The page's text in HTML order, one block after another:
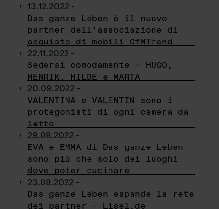
13.12.2022 -
Das ganze Leben è il nuovo
partner dell’associazione di
acquisto di mobili GfMTrend
22.11.2022 -
Sedersi comodamente – HUGO,
HENRIK, HILDE e MARTA
20.09.2022 -
VALENTINA e VALENTIN sono i
protagonisti di ogni camera da
letto
29.08.2022 -
EVA e EMMA di Das ganze Leben
sono più che solo dei luoghi
dove poter cucinare
23.08.2022 -
Das ganze Leben espande la rete
dei partner - Lisel.de